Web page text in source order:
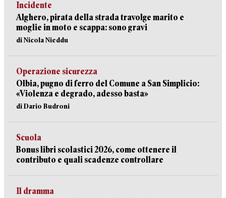
Incidente
Alghero, pirata della strada travolge marito e
moglie in moto e scappa: sono gravi
di Nicola Nieddu
Operazione sicurezza
Olbia, pugno di ferro del Comune a San Simplicio:
«Violenza e degrado, adesso basta»
di Dario Budroni
Scuola
Bonus libri scolastici 2026, come ottenere il
contributo e quali scadenze controllare
Il dramma